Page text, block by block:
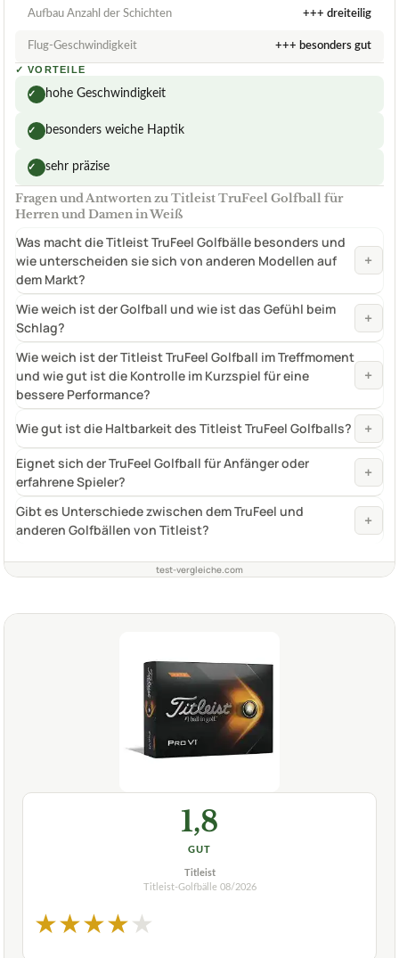
Aufbau Anzahl der Schichten +++ dreiteilig
Flug-Geschwindigkeit +++ besonders gut
✓ VORTEILE
✓ hohe Geschwindigkeit
✓ besonders weiche Haptik
✓ sehr präzise
Fragen und Antworten zu Titleist TruFeel Golfball für
Herren und Damen in Weiß
Was macht die Titleist TruFeel Golfbälle besonders und
wie unterscheiden sie sich von anderen Modellen auf
dem Markt?
+
Wie weich ist der Golfball und wie ist das Gefühl beim
Schlag?
+
Wie weich ist der Titleist TruFeel Golfball im Treffmoment
und wie gut ist die Kontrolle im Kurzspiel für eine
bessere Performance?
+
Wie gut ist die Haltbarkeit des Titleist TruFeel Golfballs? +
Eignet sich der TruFeel Golfball für Anfänger oder
erfahrene Spieler?
+
Gibt es Unterschiede zwischen dem TruFeel und
anderen Golfbällen von Titleist?
+
test-vergleiche.com
1,8
GUT
Titleist
Titleist-Golfbälle 08/2026
★★★★★